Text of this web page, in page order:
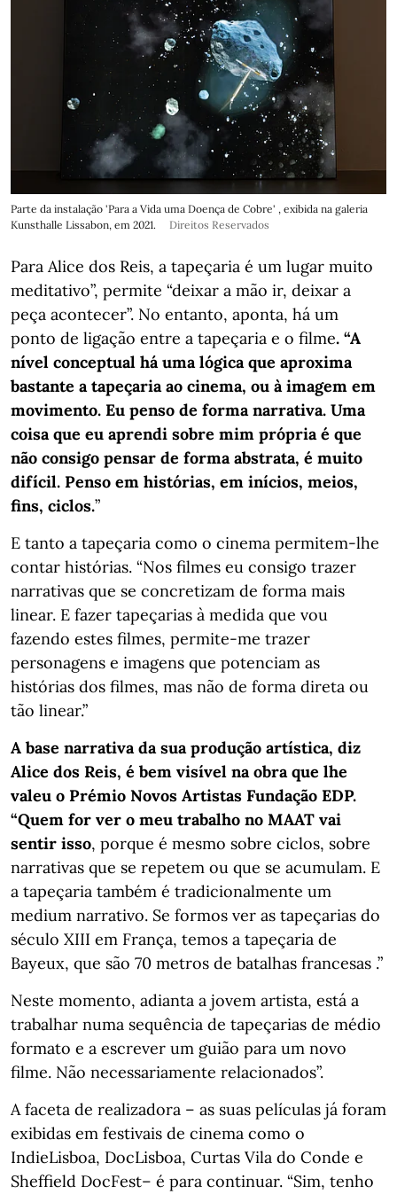
Parte da instalação 'Para a Vida uma Doença de Cobre' , exibida na galeria
Kunsthalle Lissabon, em 2021.
Direitos Reservados
Para Alice dos Reis, a tapeçaria é um lugar muito
meditativo”, permite “deixar a mão ir, deixar a
peça acontecer”. No entanto, aponta, há um
ponto de ligação entre a tapeçaria e o filme. “A
nível conceptual há uma lógica que aproxima
bastante a tapeçaria ao cinema, ou à imagem em
movimento. Eu penso de forma narrativa. Uma
coisa que eu aprendi sobre mim própria é que
não consigo pensar de forma abstrata, é muito
difícil. Penso em histórias, em inícios, meios,
fins, ciclos.”
E tanto a tapeçaria como o cinema permitem-lhe
contar histórias. “Nos filmes eu consigo trazer
narrativas que se concretizam de forma mais
linear. E fazer tapeçarias à medida que vou
fazendo estes filmes, permite-me trazer
personagens e imagens que potenciam as
histórias dos filmes, mas não de forma direta ou
tão linear.”
A base narrativa da sua produção artística, diz
Alice dos Reis, é bem visível na obra que lhe
valeu o Prémio Novos Artistas Fundação EDP.
“Quem for ver o meu trabalho no MAAT vai
sentir isso, porque é mesmo sobre ciclos, sobre
narrativas que se repetem ou que se acumulam. E
a tapeçaria também é tradicionalmente um
medium narrativo. Se formos ver as tapeçarias do
século XIII em França, temos a tapeçaria de
Bayeux, que são 70 metros de batalhas francesas .”
Neste momento, adianta a jovem artista, está a
trabalhar numa sequência de tapeçarias de médio
formato e a escrever um guião para um novo
filme. Não necessariamente relacionados”.
A faceta de realizadora – as suas películas já foram
exibidas em festivais de cinema como o
IndieLisboa, DocLisboa, Curtas Vila do Conde e
Sheffield DocFest– é para continuar. “Sim, tenho